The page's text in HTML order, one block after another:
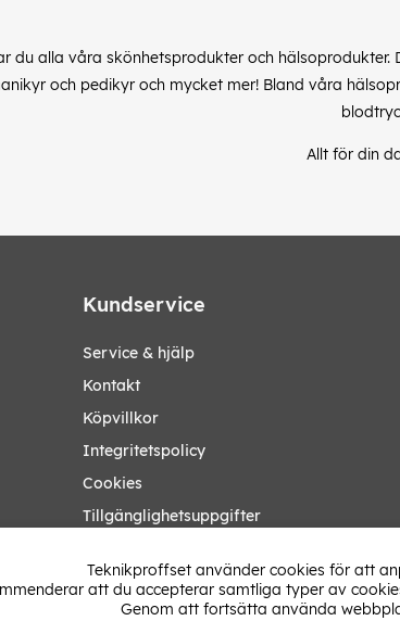
du alla våra skönhetsprodukter och
och pedikyr och mycket mer! Bland våra
Allt för din
Kundservice
Service & hjälp
Kontakt
Köpvillkor
Integritetspolicy
Cookies
Tillgänglighetsuppgifter
Mina sidor
Teknikproffset använder cookies för att
att du accepterar samtliga typer av
Genom att fortsätta använda